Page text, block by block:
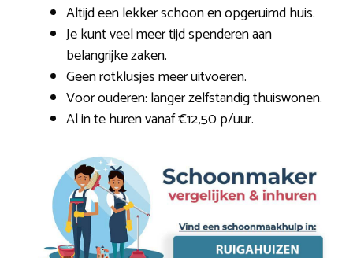
Altijd een lekker schoon en opgeruimd huis.
Je kunt veel meer tijd spenderen aan
belangrijke zaken.
Geen rotklusjes meer uitvoeren.
Voor ouderen: langer zelfstandig thuiswonen.
Al in te huren vanaf €12,50 p/uur.